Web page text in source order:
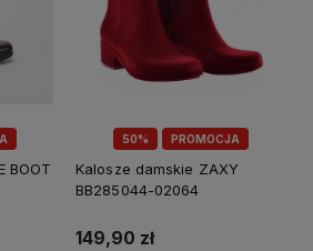
BOOT
50% PROMOCJA
Kalosze damskie ZAXY
BB285044-02064
149,90 zł